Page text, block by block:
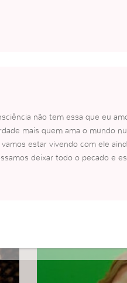
não tem essa que eu
mais quem ama o mundo
estar vivendo com ele
deixar todo o pecado e